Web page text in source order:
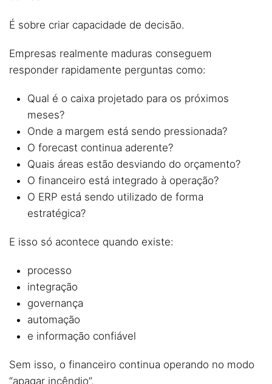
É sobre criar capacidade de decisão.
Empresas realmente maduras conseguem
responder rapidamente perguntas como:
Qual é o caixa projetado para os próximos
meses?
Onde a margem está sendo pressionada?
O forecast continua aderente?
Quais áreas estão desviando do orçamento?
O financeiro está integrado à operação?
O ERP está sendo utilizado de forma
estratégica?
E isso só acontece quando existe:
processo
integração
governança
automação
e informação confiável
Sem isso, o financeiro continua operando no modo
“apagar incêndio”.